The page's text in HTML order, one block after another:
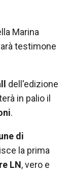
Marina
testimone
dell'edizione
in palio il
.
di
la prima
LN, vero e